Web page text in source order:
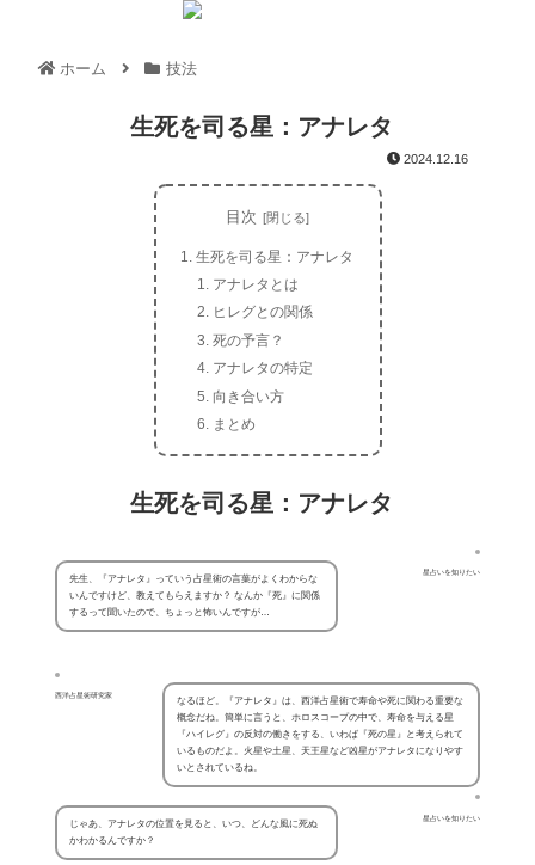
ホーム 技法
生死を司る星：アナレタ
2024.12.16
目次
生死を司る星：アナレタ
アナレタとは
ヒレグとの関係
死の予言？
アナレタの特定
向き合い方
まとめ
生死を司る星：アナレタ
星占いを知りたい
先生、『アナレタ』っていう占星術の言葉がよくわからな
いんですけど、教えてもらえますか？ なんか『死』に関係
するって聞いたので、ちょっと怖いんですが…
西洋占星術研究家
なるほど。『アナレタ』は、西洋占星術で寿命や死に関わる重要な
概念だね。簡単に言うと、ホロスコープの中で、寿命を与える星
『ハイレグ』の反対の働きをする、いわば『死の星』と考えられて
いるものだよ。火星や土星、天王星など凶星がアナレタになりやす
いとされているね。
星占いを知りたい
じゃあ、アナレタの位置を見ると、いつ、どんな風に死ぬ
かわかるんですか？